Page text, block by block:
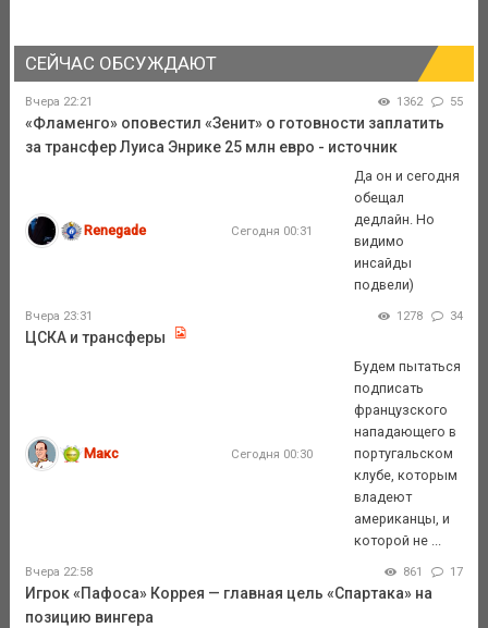
СЕЙЧАС ОБСУЖДАЮТ
Вчера 22:21 1362 55
«Фламенго» оповестил «Зенит» о готовности заплатить
за трансфер Луиса Энрике 25 млн евро - источник
Renegade Сегодня 00:31
Да он и сегодня
обещал
дедлайн. Но
видимо
инсайды
подвели)
Вчера 23:31 1278 34
ЦСКА и трансферы
Макс Сегодня 00:30
Будем пытаться
подписать
французского
нападающего в
португальском
клубе, которым
владеют
американцы, и
которой не ...
Вчера 22:58 861 17
Игрок «Пафоса» Коррея — главная цель «Спартака» на
позицию вингера